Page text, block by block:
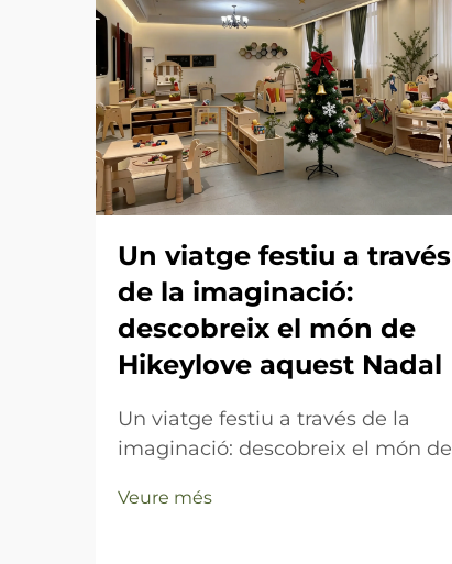
Un viatge festiu a través
de la imaginació:
descobreix el món de
Hikeylove aquest Nadal
Un viatge festiu a través de la
imaginació: descobreix el món de
Veure més